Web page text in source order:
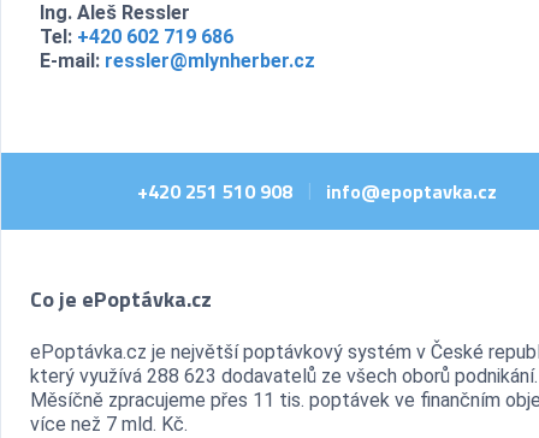
Ing. Aleš Ressler
Tel: +420 602 719 686
E-mail: ressler@mlynherber.cz
+420 251 510 908 info@epoptavka.cz
Co je ePoptávka.cz
ePoptávka.cz je největší poptávkový systém v České
který využívá 288 623 dodavatelů ze všech oborů podnikání.
Měsíčně zpracujeme přes 11 tis. poptávek ve finančním
více než 7 mld. Kč.